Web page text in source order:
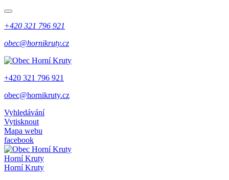
+420 321 796 921
obec@hornikruty.cz
+420 321 796 921
obec@hornikruty.cz
Vyhledávání
Vytisknout
Mapa webu
facebook
Horní Kruty
Horní Kruty